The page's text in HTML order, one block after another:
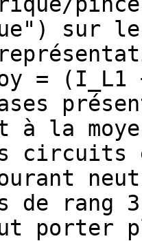
sur
=
à la
circuits
de
porter